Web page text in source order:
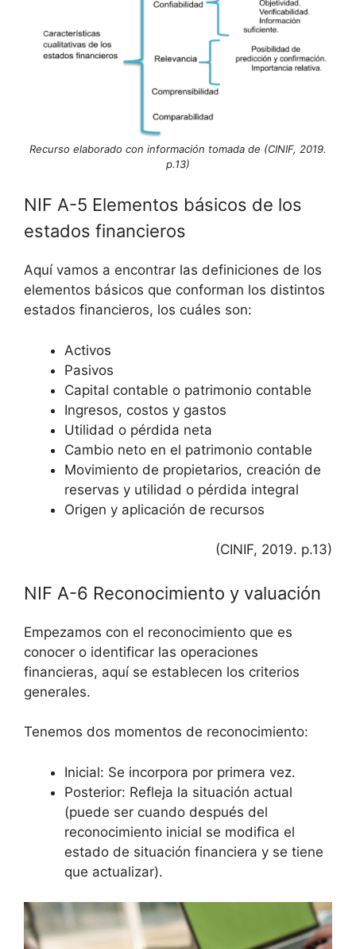
Recurso elaborado con información tomada de (CINIF, 2019.
p.13)
NIF A-5 Elementos básicos de los
estados financieros
Aquí vamos a encontrar las definiciones de los
elementos básicos que conforman los distintos
estados financieros, los cuáles son:
Activos
Pasivos
Capital contable o patrimonio contable
Ingresos, costos y gastos
Utilidad o pérdida neta
Cambio neto en el patrimonio contable
Movimiento de propietarios, creación de
reservas y utilidad o pérdida integral
Origen y aplicación de recursos
(CINIF, 2019. p.13)
NIF A-6 Reconocimiento y valuación
Empezamos con el reconocimiento que es
conocer o identificar las operaciones
financieras, aquí se establecen los criterios
generales.
Tenemos dos momentos de reconocimiento:
Inicial: Se incorpora por primera vez.
Posterior: Refleja la situación actual
(puede ser cuando después del
reconocimiento inicial se modifica el
estado de situación financiera y se tiene
que actualizar).